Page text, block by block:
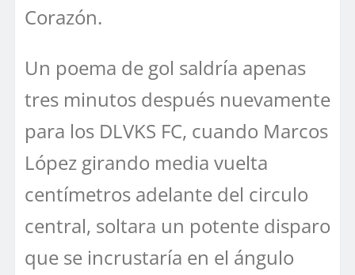
Corazón.
Un poema de gol saldría apenas
tres minutos después nuevamente
para los DLVKS FC, cuando Marcos
López girando media vuelta
centímetros adelante del circulo
central, soltara un potente disparo
que se incrustaría en el ángulo